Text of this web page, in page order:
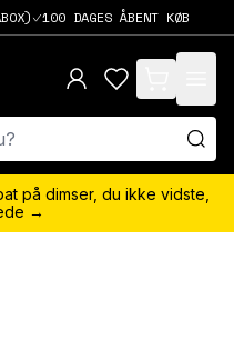
100 DAGES ÅBENT KØB
items in cart,
på dimser, du ikke vidste,
→